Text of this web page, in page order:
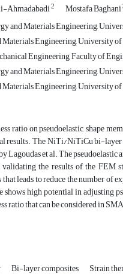
Ahmadabadi2 Mostafa Baghani
and Materials Engineering,
Engineering, University
Engineering, Faculty of
and Materials Engineering,
Engineering, University
ratio on pseudoelastic, shape
results. The NiTi/NiTiCu bi-
Lagoudas et al. The
the results of the
leads to reduce the number of
high potential in adjusting
ratio that can be considered in
Bi-layer composites Strain